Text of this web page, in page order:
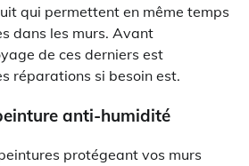
qui permettent en même temps
dans les murs. Avant
de ces derniers est
réparations si besoin est.
anti-humidité
protégeant vos murs